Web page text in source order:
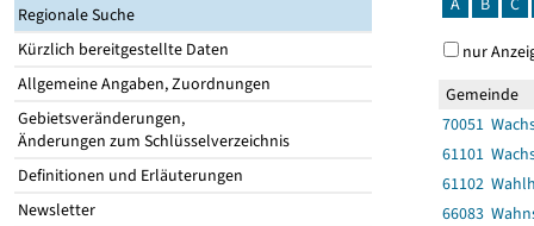
Regionale Suche
Kürzlich bereitgestellte Daten
Allgemeine Angaben, Zuordnungen
Gebietsveränderungen,
Änderungen zum Schlüsselverzeichnis
Definitionen und Erläuterungen
Newsletter
nur
Gemeinde
70051
61101
61102
66083